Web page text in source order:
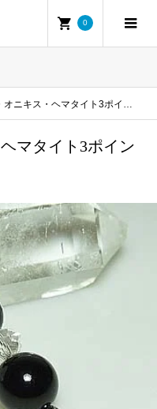
0
・ヘマタイト3ポイント開運パワーストラップ
マタイト3ポイン